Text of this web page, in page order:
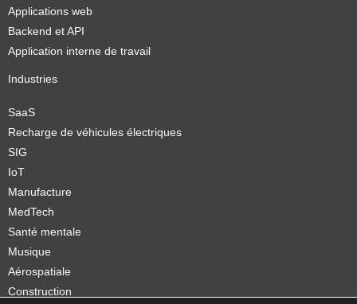
Applications web
Backend et API
Application interne de travail
Industries
SaaS
Recharge de véhicules électriques
SIG
IoT
Manufacture
MedTech
Santé mentale
Musique
Aérospatiale
Construction